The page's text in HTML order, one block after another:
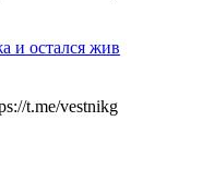
и остался жив
t.me/vestnikg